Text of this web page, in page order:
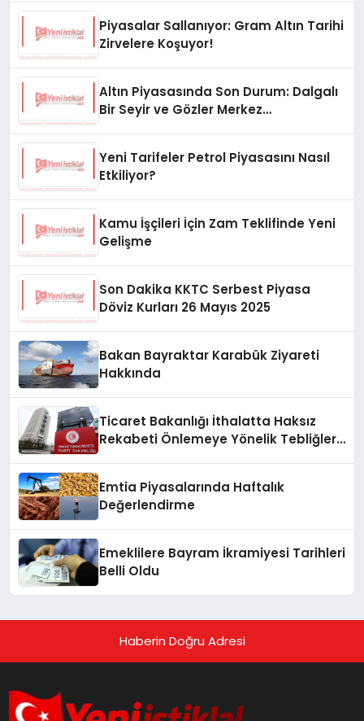
Piyasalar Sallanıyor: Gram Altın Tarihi
Zirvelere Koşuyor!
Altın Piyasasında Son Durum: Dalgalı
Bir Seyir ve Gözler Merkez
Yeni Tarifeler Petrol Piyasasını Nasıl
Etkiliyor?
Kamu İşçileri İçin Zam Teklifinde Yeni
Gelişme
Son Dakika KKTC Serbest Piyasa
Döviz Kurları 26 Mayıs 2025
Bakan Bayraktar Karabük Ziyareti
Hakkında
Ticaret Bakanlığı İthalatta Haksız
Rekabeti Önlemeye Yönelik Tebliğleri
Emtia Piyasalarında Haftalık
Değerlendirme
Emeklilere Bayram İkramiyesi Tarihleri
Belli Oldu
Haberin Doğru Adresi